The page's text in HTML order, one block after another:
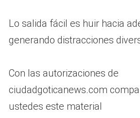
Lo salida fácil es huir hacia
generando distracciones
Con las autorizaciones de
ciudadgoticanews.com
ustedes este material